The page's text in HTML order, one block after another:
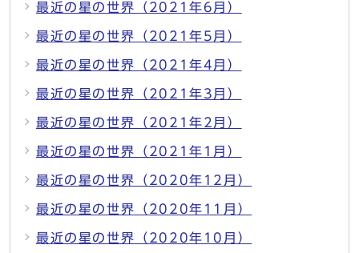
最近の星の世界（2021年6月）
最近の星の世界（2021年5月）
最近の星の世界（2021年4月）
最近の星の世界（2021年3月）
最近の星の世界（2021年2月）
最近の星の世界（2021年1月）
最近の星の世界（2020年12月）
最近の星の世界（2020年11月）
最近の星の世界（2020年10月）